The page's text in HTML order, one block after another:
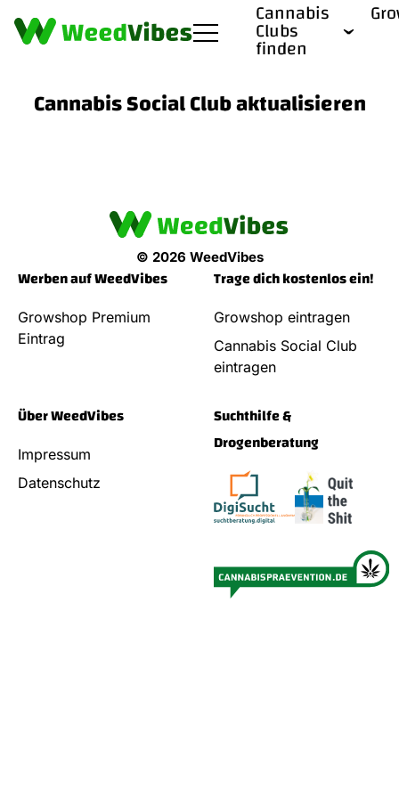
Cannabis
Clubs
finden
Cannabis Social Club aktualisieren
© 2026 WeedVibes
Werben auf WeedVibes
Growshop Premium
Eintrag
Trage dich kostenlos ein!
Growshop eintragen
Cannabis Social Club
eintragen
Über WeedVibes
Impressum
Datenschutz
Suchthilfe &
Drogenberatung